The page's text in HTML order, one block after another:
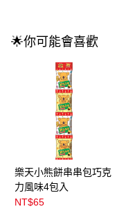
🌟你可能會喜歡
樂天小熊餅串串包巧克
力風味4包入
NT$65